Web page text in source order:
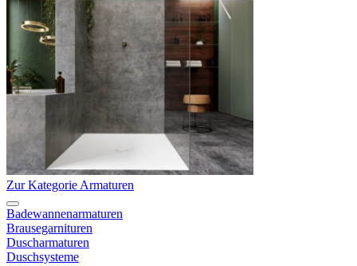
Zur Kategorie Armaturen
Badewannenarmaturen
Brausegarnituren
Duscharmaturen
Duschsysteme